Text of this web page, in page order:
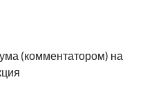
(комментатором) на